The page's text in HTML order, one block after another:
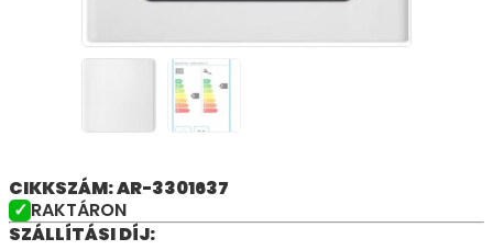
CIKKSZÁM: AR-3301637
RAKTÁRON
SZÁLLÍTÁSI DÍJ: